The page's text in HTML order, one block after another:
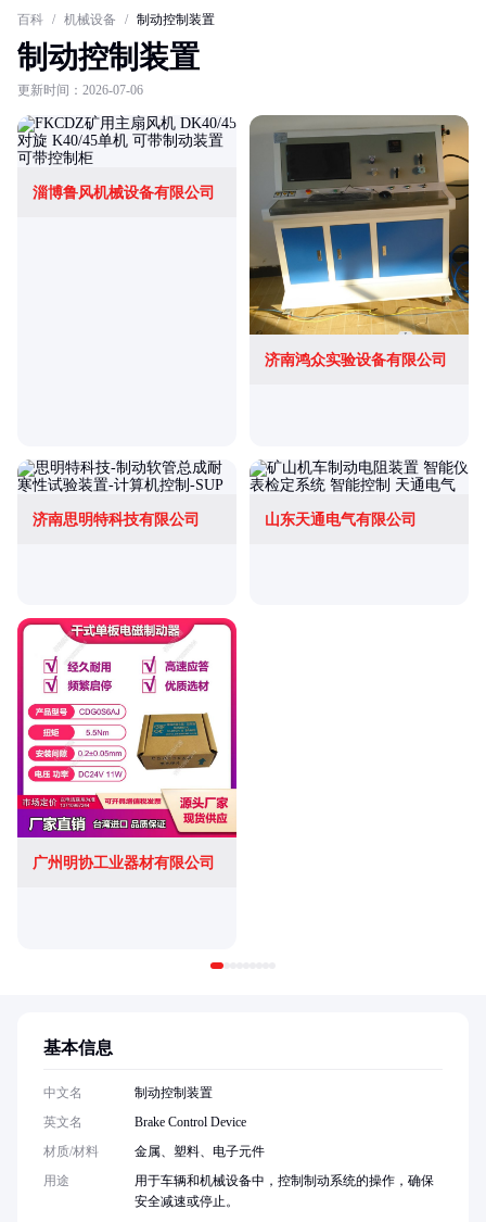
百科 / 机械设备 / 制动控制装置
制动控制装置
更新时间：2026-07-06
淄博鲁风机械设备有限公司
济南鸿众实验设备有限公司
济南思明特科技有限公司 山东天通电气有限公司
广州明协工业器材有限公司
基本信息
中文名
制动控制装置
英文名
Brake Control Device
材质/材料
金属、塑料、电子元件
用途
用于车辆和机械设备中，控制制动系统的操作，确保
安全减速或停止。